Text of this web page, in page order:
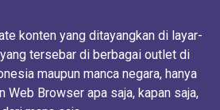
konten yang ditayangkan di layar-
tersebar di berbagai outlet di
maupun manca negara, hanya
Web Browser apa saja, kapan saja,